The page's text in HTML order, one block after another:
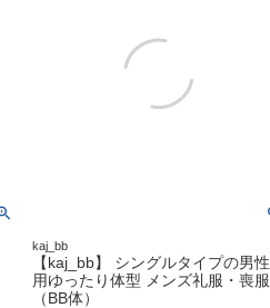
kaj_bb
【kaj_bb】 シングルタイプの男性
用ゆったり体型 メンズ礼服・喪服
（BB体）